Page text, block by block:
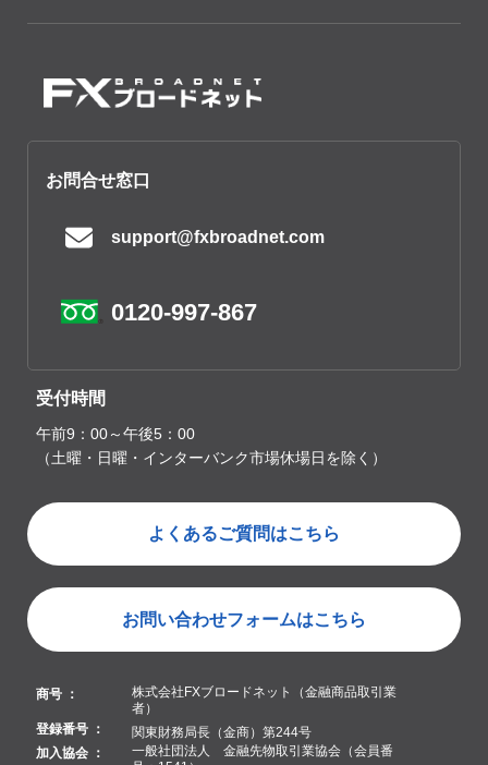
お問合せ窓口
support@fxbroadnet.com
0120-997-867
受付時間
午前9：00～午後5：00
（土曜・日曜・インターバンク市場休場日を除く）
よくあるご質問はこちら
お問い合わせフォームはこちら
商号 ：
株式会社FXブロードネット（金融商品取引業
者）
登録番号 ：
関東財務局長（金商）第244号
加入協会 ：
一般社団法人 金融先物取引業協会（会員番